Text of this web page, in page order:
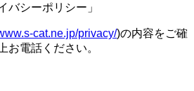
バシーポリシー」
cat.ne.jp/privacy/)の内容をご確
お電話ください。